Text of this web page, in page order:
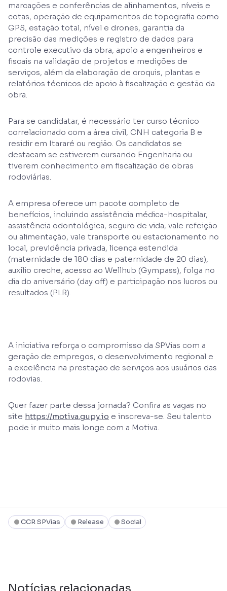
marcações e conferências de alinhamentos, níveis e
cotas, operação de equipamentos de topografia como
GPS, estação total, nível e drones, garantia da
precisão das medições e registro de dados para
controle executivo da obra, apoio a engenheiros e
fiscais na validação de projetos e medições de
serviços, além da elaboração de croquis, plantas e
relatórios técnicos de apoio à fiscalização e gestão da
obra.
Para se candidatar, é necessário ter curso técnico
correlacionado com a área civil, CNH categoria B e
residir em Itararé ou região. Os candidatos se
destacam se estiverem cursando Engenharia ou
tiverem conhecimento em fiscalização de obras
rodoviárias.
A empresa oferece um pacote completo de
benefícios, incluindo assistência médica-hospitalar,
assistência odontológica, seguro de vida, vale refeição
ou alimentação, vale transporte ou estacionamento no
local, previdência privada, licença estendida
(maternidade de 180 dias e paternidade de 20 dias),
auxílio creche, acesso ao Wellhub (Gympass), folga no
dia do aniversário (day off) e participação nos lucros ou
resultados (PLR).
A iniciativa reforça o compromisso da SPVias com a
geração de empregos, o desenvolvimento regional e
a excelência na prestação de serviços aos usuários das
rodovias.
Quer fazer parte dessa jornada? Confira as vagas no
site https://motiva.gupy.io e inscreva-se. Seu talento
pode ir muito mais longe com a Motiva.
CCR SPVias Release Social